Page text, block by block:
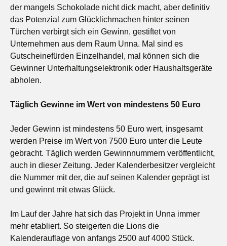
der mangels Schokolade nicht dick macht, aber definitiv
das Potenzial zum Glücklichmachen hinter seinen
Türchen verbirgt sich ein Gewinn, gestiftet von
Unternehmen aus dem Raum Unna. Mal sind es
Gutscheinefürden Einzelhandel, mal können sich die
Gewinner Unterhaltungselektronik oder Haushaltsgeräte
abholen.
Täglich Gewinne im Wert von mindestens 50 Euro
Jeder Gewinn ist mindestens 50 Euro wert, insgesamt
werden Preise im Wert von 7500 Euro unter die Leute
gebracht. Täglich werden Gewinnnummern veröffentlicht,
auch in dieser Zeitung. Jeder Kalenderbesitzer vergleicht
die Nummer mit der, die auf seinen Kalender geprägt ist
und gewinnt mit etwas Glück.
Im Lauf der Jahre hat sich das Projekt in Unna immer
mehr etabliert. So steigerten die Lions die
Kalenderauflage von anfangs 2500 auf 4000 Stück.